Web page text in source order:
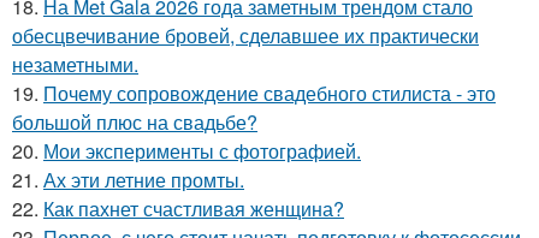
18. На Met Gala 2026 года заметным трендом стало
обесцвечивание бровей, сделавшее их практически
незаметными.
19. Почему сопровождение свадебного стилиста - это
большой плюс на свадьбе?
20. Мои эксперименты с фотографией.
21. Ах эти летние промты.
22. Как пахнет счастливая женщина?